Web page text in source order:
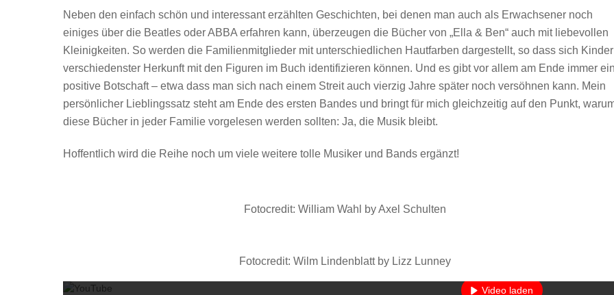
Neben den einfach schön und interessant erzählten Geschichten, bei denen man auch als Erwachsener noch
einiges über die Beatles oder ABBA erfahren kann, überzeugen die Bücher von „Ella & Ben“ auch mit liebevollen
Kleinigkeiten. So werden die Familienmitglieder mit unterschiedlichen Hautfarben dargestellt, so dass sich Kinder
verschiedenster Herkunft mit den Figuren im Buch identifizieren können. Und es gibt vor allem am Ende immer
positive Botschaft – etwa dass man sich nach einem Streit auch vierzig Jahre später noch versöhnen kann. Mein
persönlicher Lieblingssatz steht am Ende des ersten Bandes und bringt für mich gleichzeitig auf den Punkt,
diese Bücher in jeder Familie vorgelesen werden sollten: Ja, die Musik bleibt.
Hoffentlich wird die Reihe noch um viele weitere tolle Musiker und Bands ergänzt!
Fotocredit: William Wahl by Axel Schulten
Fotocredit: Wilm Lindenblatt by Lizz Lunney
Video laden